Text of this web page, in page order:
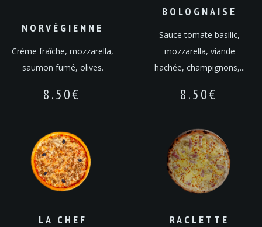
NORVÉGIENNE
Crème fraîche, mozzarella,
saumon fumé, olives.
8.50€
BOLOGNAISE
Sauce tomate basilic,
mozzarella, viande
hachée, champignons,...
8.50€
LA CHEF RACLETTE